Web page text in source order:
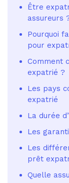
Être
assureurs
Pourquoi
pour
Comment
expatrié ?
Les pays
expatrié
La durée
Les
Les
prêt
Quelle